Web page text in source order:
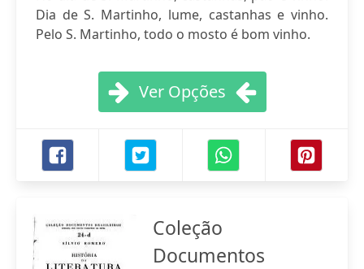
Dia de S. Martinho, lume, castanhas e vinho.
Pelo S. Martinho, todo o mosto é bom vinho.
Ver Opções
Coleção
Documentos